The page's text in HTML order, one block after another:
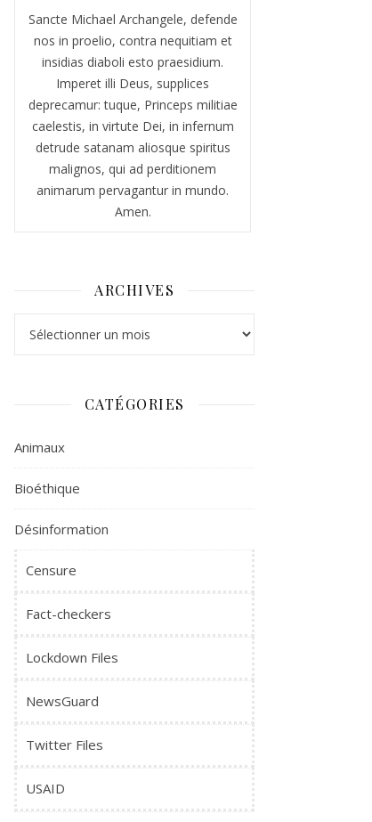
Sancte Michael Archangele, defende
nos in proelio, contra nequitiam et
insidias diaboli esto praesidium.
Imperet illi Deus, supplices
deprecamur: tuque, Princeps militiae
caelestis, in virtute Dei, in infernum
detrude satanam aliosque spiritus
malignos, qui ad perditionem
animarum pervagantur in mundo.
Amen.
ARCHIVES
CATÉGORIES
Animaux
Bioéthique
Désinformation
Censure
Fact-checkers
Lockdown Files
NewsGuard
Twitter Files
USAID